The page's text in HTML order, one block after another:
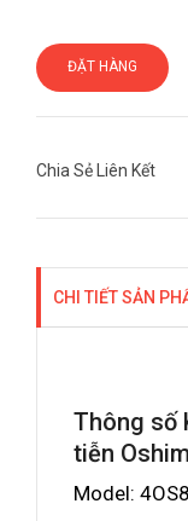
ĐẶT HÀNG
Chia Sẻ Liên Kết
CHI TIẾT SẢN
Thông số
tiễn
Model: